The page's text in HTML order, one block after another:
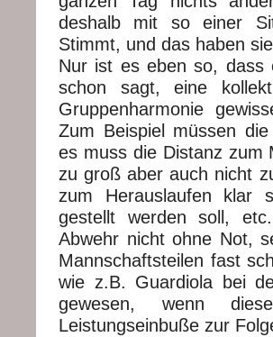
deshalb mit so einer
Stimmt, und das haben
Nur ist es eben so, dass
schon sagt, eine
Gruppenharmonie
Zum Beispiel müssen
es muss die Distanz zum
zu groß aber auch nicht
zum Herauslaufen klar
gestellt werden soll,
Abwehr nicht ohne Not,
Mannschaftsteilen fast
wie z.B. Guardiola bei
gewesen, wenn
Leistungseinbuße zur